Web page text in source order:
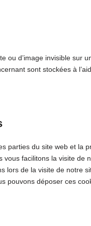
ou d’image invisible sur
sont stockées à
parties du site web et la
facilitons la visite de
lors de la visite de notre
pouvons déposer ces